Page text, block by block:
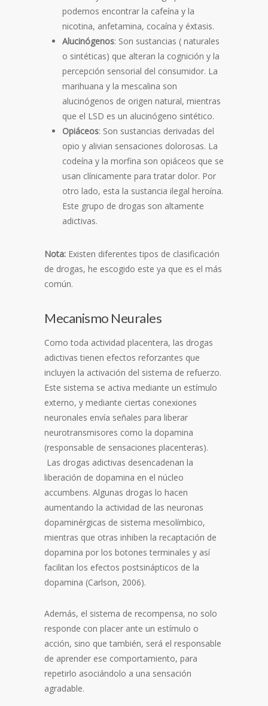
podemos encontrar la cafeína y la
nicotina, anfetamina, cocaína y éxtasis.
Alucinógenos: Son sustancias ( naturales
o sintéticas) que alteran la cognición y la
percepción sensorial del consumidor. La
marihuana y la mescalina son
alucinógenos de origen natural, mientras
que el LSD es un alucinógeno sintético.
Opiáceos: Son sustancias derivadas del
opio y alivian sensaciones dolorosas. La
codeína y la morfina son opiáceos que se
usan clínicamente para tratar dolor. Por
otro lado, esta la sustancia ilegal heroína.
Este grupo de drogas son altamente
adictivas.
Nota: Existen diferentes tipos de clasificación
de drogas, he escogido este ya que es el más
común.
Mecanismo Neurales
Como toda actividad placentera, las drogas
adictivas tienen efectos reforzantes que
incluyen la activación del sistema de refuerzo.
Este sistema se activa mediante un estímulo
externo, y mediante ciertas conexiones
neuronales envía señales para liberar
neurotransmisores como la dopamina
(responsable de sensaciones placenteras).
Las drogas adictivas desencadenan la
liberación de dopamina en el núcleo
accumbens. Algunas drogas lo hacen
aumentando la actividad de las neuronas
dopaminérgicas de sistema mesolímbico,
mientras que otras inhiben la recaptación de
dopamina por los botones terminales y así
facilitan los efectos postsinápticos de la
dopamina (Carlson, 2006).
Además, el sistema de recompensa, no solo
responde con placer ante un estímulo o
acción, sino que también, será el responsable
de aprender ese comportamiento, para
repetirlo asociándolo a una sensación
agradable.